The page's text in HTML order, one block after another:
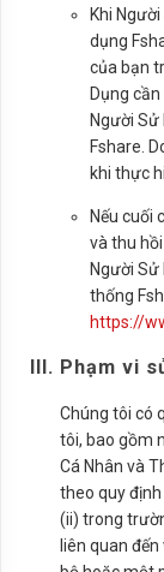
Khi
dụng
của bạn
Dụng
Người Sử
Fshare.
khi thực
Nếu cuối
và thu
Người Sử
thống
https://
III. Phạm vi
Chúng tôi có
tôi, bao gồm
Cá Nhân và
theo quy
(ii) trong
liên quan